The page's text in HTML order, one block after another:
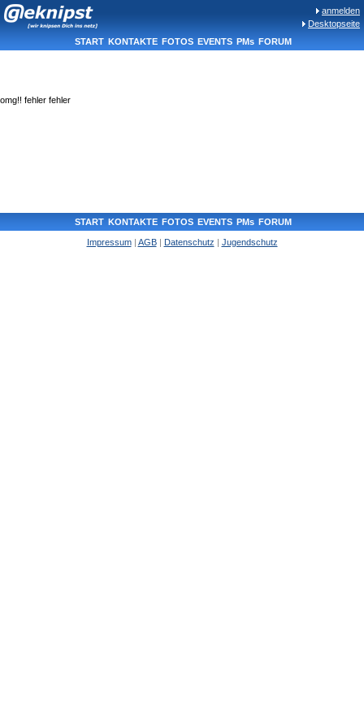
anmelden
Desktopseite
START KONTAKTE FOTOS EVENTS PMs FORUM
omg!! fehler fehler
START KONTAKTE FOTOS EVENTS PMs FORUM
Impressum| AGB| Datenschutz | Jugendschutz